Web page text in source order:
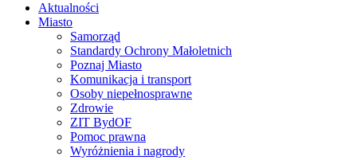
Aktualności
Miasto
Samorząd
Standardy Ochrony Małoletnich
Poznaj Miasto
Komunikacja i transport
Osoby niepełnosprawne
Zdrowie
ZIT BydOF
Pomoc prawna
Wyróżnienia i nagrody